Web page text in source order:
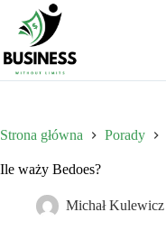
Przejdź
treści
Strona główna Porady
Ile waży Bedoes?
Michał Kulewicz